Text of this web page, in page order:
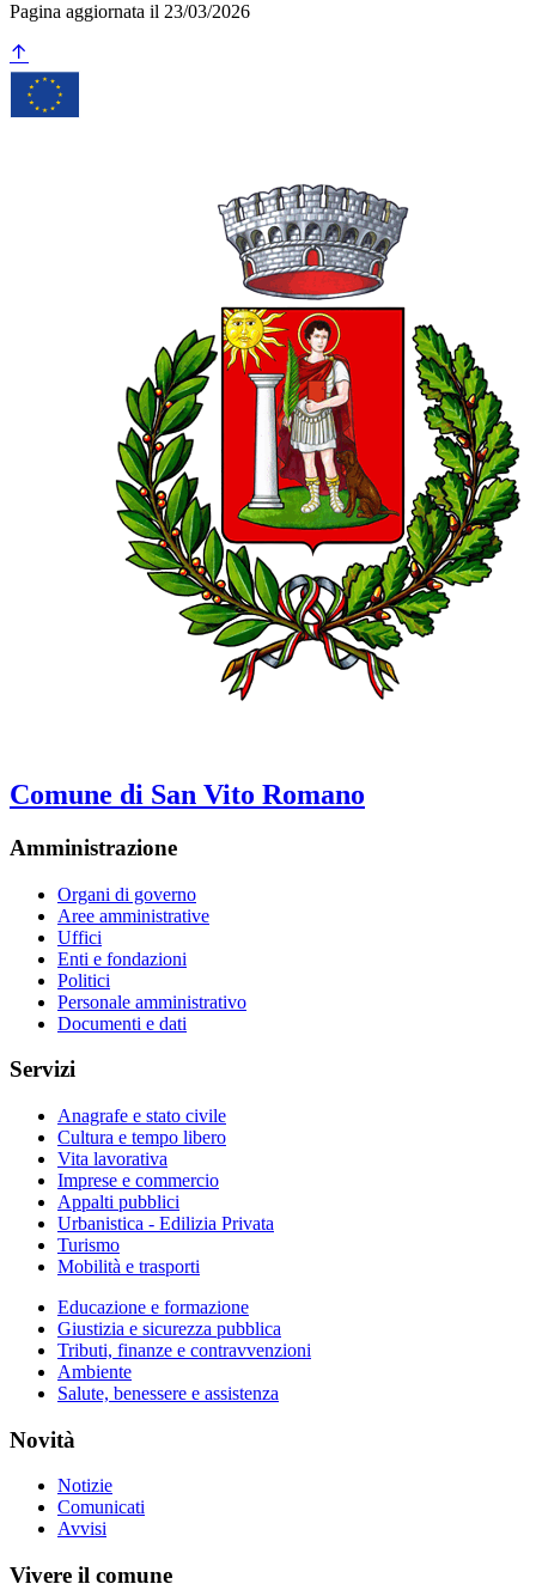
Pagina aggiornata il 23/03/2026
Comune di San Vito Romano
Amministrazione
Organi di governo
Aree amministrative
Uffici
Enti e fondazioni
Politici
Personale amministrativo
Documenti e dati
Servizi
Anagrafe e stato civile
Cultura e tempo libero
Vita lavorativa
Imprese e commercio
Appalti pubblici
Urbanistica - Edilizia Privata
Turismo
Mobilità e trasporti
Educazione e formazione
Giustizia e sicurezza pubblica
Tributi, finanze e contravvenzioni
Ambiente
Salute, benessere e assistenza
Novità
Notizie
Comunicati
Avvisi
Vivere il comune